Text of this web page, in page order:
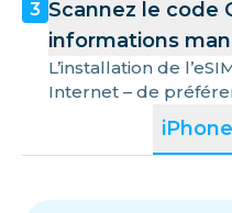
iPhone
3 Scannez le code
informations
L’installation de
Internet – de